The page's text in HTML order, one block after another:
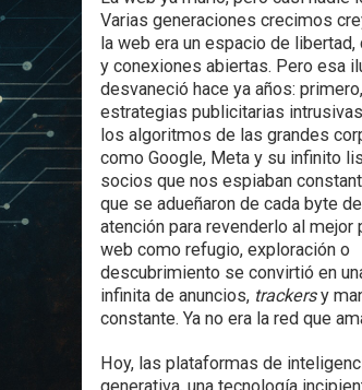
Varias generaciones crecimos
la web era un espacio de libertad,
y conexiones abiertas. Pero esa
desvaneció hace ya años:
estrategias publicitarias
los algoritmos de las grandes
como Google, Meta y su infinito
socios que nos espiaban
que se adueñaron de cada byte
atención para revenderlo al mejor
web como refugio, exploración o
descubrimiento se convirtió en
infinita de anuncios, trackersy
constante. Ya no era la red que
Hoy, las plataformas de